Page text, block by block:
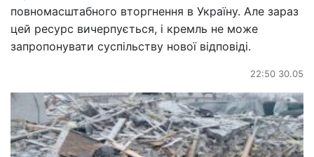
повномасштабного вторгнення в Україну. Але зараз
цей ресурс вичерпується, і кремль не може
запропонувати суспільству нової відповіді.
22:50 30.05